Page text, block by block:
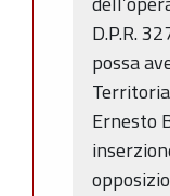
D.P.R.
possa
Ernesto